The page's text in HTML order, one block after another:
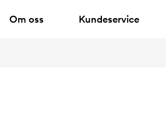
Om oss Kundeservice